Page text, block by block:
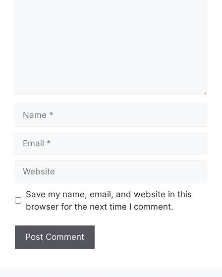
Save my name, email, and website in this
browser for the next time I comment.